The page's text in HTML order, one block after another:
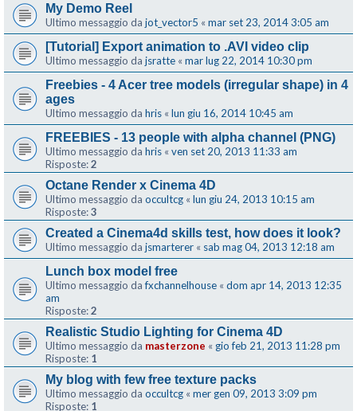
My Demo Reel
Ultimo messaggio da jot_vector5 « mar set 23, 2014 3:05 am
[Tutorial] Export animation to .AVI video clip
Ultimo messaggio da jsratte « mar lug 22, 2014 10:30 pm
Freebies - 4 Acer tree models (irregular shape) in 4
ages
Ultimo messaggio da hris « lun giu 16, 2014 10:45 am
FREEBIES - 13 people with alpha channel (PNG)
Ultimo messaggio da hris « ven set 20, 2013 11:33 am
Risposte:2
Octane Render x Cinema 4D
Ultimo messaggio da occultcg « lun giu 24, 2013 10:15 am
Risposte:3
Created a Cinema4d skills test, how does it look?
Ultimo messaggio da jsmarterer « sab mag 04, 2013 12:18 am
Lunch box model free
Ultimo messaggio dafxchannelhouse « dom apr 14, 2013 12:35
am
Risposte:2
Realistic Studio Lighting for Cinema 4D
Ultimo messaggio da masterzone « gio feb 21, 2013 11:28 pm
Risposte: 1
My blog with few free texture packs
Ultimo messaggio da occultcg « mer gen 09, 2013 3:09 pm
Risposte: 1